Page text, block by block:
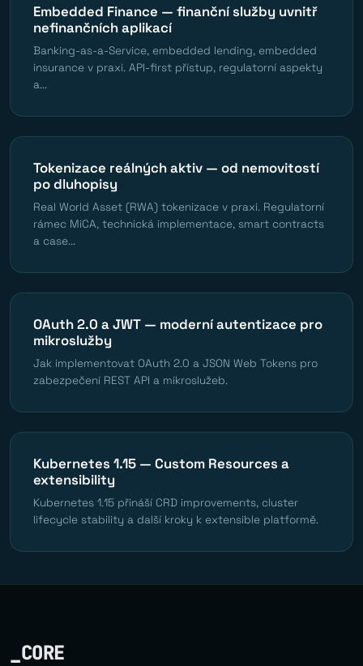
Embedded Finance — finanční služby uvnitř
nefinančních aplikací
Banking-as-a-Service, embedded lending, embedded
insurance v praxi. API-first přístup, regulatorní aspekty
a...
Tokenizace reálných aktiv — od nemovitostí
po dluhopisy
Real World Asset (RWA) tokenizace v praxi. Regulatorní
rámec MiCA, technická implementace, smart contracts
a case...
OAuth 2.0 a JWT — moderní autentizace pro
mikroslužby
Jak implementovat OAuth 2.0 a JSON Web Tokens pro
zabezpečení REST API a mikroslužeb.
Kubernetes 1.15 — Custom Resources a
extensibility
Kubernetes 1.15 přináší CRD improvements, cluster
lifecycle stability a další kroky k extensible platformě.
_CORE